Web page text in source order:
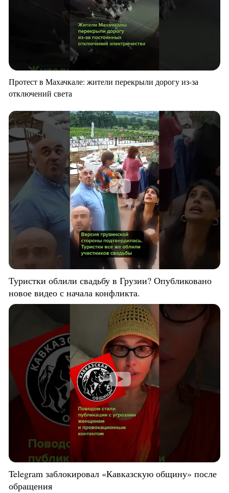
Протест в Махачкале: жители перекрыли дорогу из-за
отключений света
Туристки облили свадьбу в Грузии? Опубликовано
новое видео с начала конфликта.
Telegram заблокировал «Кавказскую общину» после
обращения